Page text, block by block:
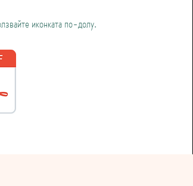
иконката по-долу.